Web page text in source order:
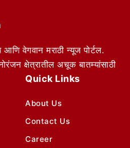
आणि वेगवान मराठी न्यूज पोर्टल.
क्षेत्रातील अचूक बातम्यांसाठी
Quick Links
About Us
Contact Us
Career